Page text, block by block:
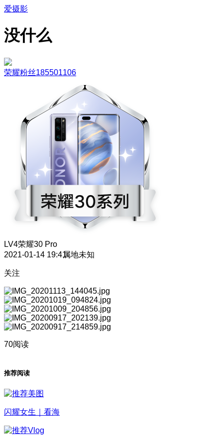
爱摄影
没什么
荣耀粉丝185501106
LV4荣耀30 Pro
2021-01-14 19:41属地未知
关注
70阅读
推荐阅读
闪耀女生｜看海